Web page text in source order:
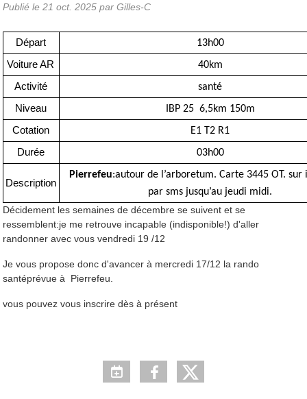
Publié le 21 oct. 2025 par Gilles-C
Départ 13h00
Voiture AR 40km
Activité santé
Niveau IBP 25 6,5km 150m
Cotation E1 T2 R1
Durée 03h00
Description
Pierrefeu:autour de l’arboretum. Carte 3445 OT. sur
par sms jusqu’au jeudi midi.
Décidement les semaines de décembre se suivent et se
ressemblent:je me retrouve incapable (indisponible!) d'aller
randonner avec vous vendredi 19 /12
Je vous propose donc d'avancer à mercredi 17/12 la rando
santéprévue à Pierrefeu.
vous pouvez vous inscrire dès à présent